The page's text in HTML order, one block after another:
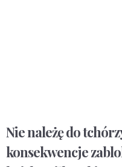
Nie należę do
konsekwencje